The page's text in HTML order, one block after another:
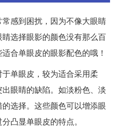
感到困扰，因为不像大眼睛
选择眼影的颜色没有那么百
合单眼皮的眼影配色的哦！
单眼皮，较为适合采用柔
眼睛的缺陷。如淡粉色、淡
选择。这些颜色可以增添眼
凸显单眼皮的特点。